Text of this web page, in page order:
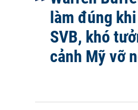
làm đúng
SVB, khó
cảnh Mỹ vỡ